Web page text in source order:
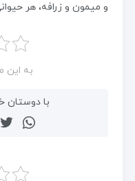
و میمون و زرافه، هر
به این
با دوستان